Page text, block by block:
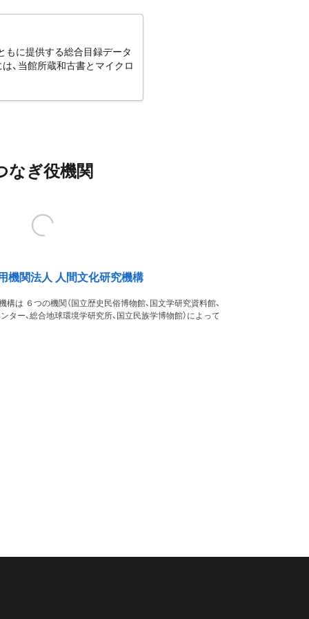
もに提供する総合目録データ
、当館所蔵和古書とマイクロ
なぎ役機関
機関法人 人間文化研究機構
は ６つの機関（国立歴史民俗博物館、国文学研究資料館、
ター、総合地球環境学研究所、国立民族学博物館）によって